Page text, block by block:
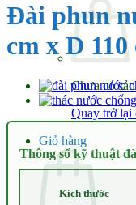
Chưa có
Quay trở lại
Giỏ hàng
Đài phun
cm x D 110
Thông số kỹ thuật
Kích thước